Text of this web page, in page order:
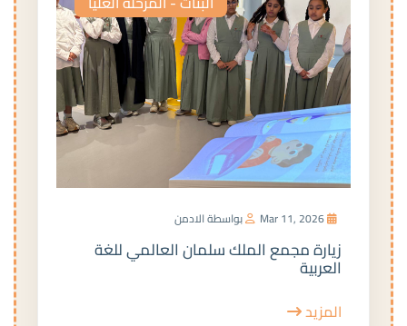
بواسطة الادمن
زيارة مجمع الملك سلمان العالمي للغة
العربية
المزيد